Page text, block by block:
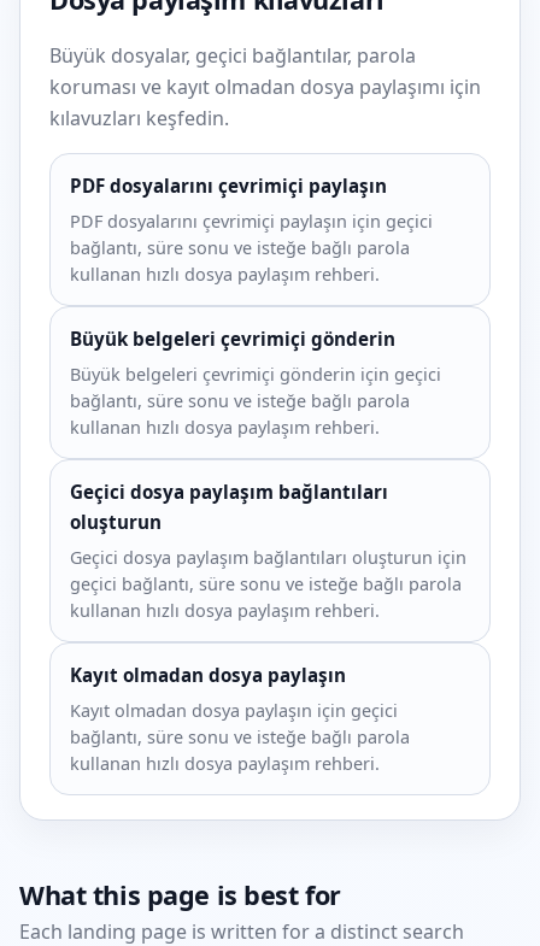
Büyük dosyalar, geçici bağlantılar, parola
koruması ve kayıt olmadan dosya paylaşımı için
kılavuzları keşfedin.
PDF dosyalarını çevrimiçi paylaşın
PDF dosyalarını çevrimiçi paylaşın için geçici
bağlantı, süre sonu ve isteğe bağlı parola
kullanan hızlı dosya paylaşım rehberi.
Büyük belgeleri çevrimiçi gönderin
Büyük belgeleri çevrimiçi gönderin için geçici
bağlantı, süre sonu ve isteğe bağlı parola
kullanan hızlı dosya paylaşım rehberi.
Geçici dosya paylaşım bağlantıları
oluşturun
Geçici dosya paylaşım bağlantıları oluşturun için
geçici bağlantı, süre sonu ve isteğe bağlı parola
kullanan hızlı dosya paylaşım rehberi.
Kayıt olmadan dosya paylaşın
Kayıt olmadan dosya paylaşın için geçici
bağlantı, süre sonu ve isteğe bağlı parola
kullanan hızlı dosya paylaşım rehberi.
What this page is best for
Each landing page is written for a distinct search